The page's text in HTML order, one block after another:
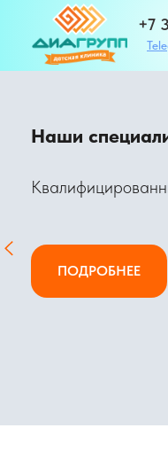
+7
Чекапы
Сэкономь бюджет
ПОДРОБНЕЕ